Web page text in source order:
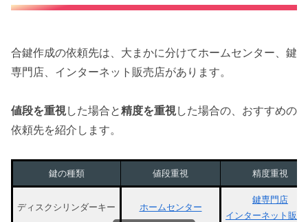
合鍵作成の依頼先は、大まかに分けてホームセンター、鍵
専門店、インターネット販売店があります。
値段を重視した場合と精度を重視した場合の、おすすめの
依頼先を紹介します。
鍵の種類 値段重視 精度重視
ディスクシリンダーキー ホームセンター
鍵専門店
インターネット販売